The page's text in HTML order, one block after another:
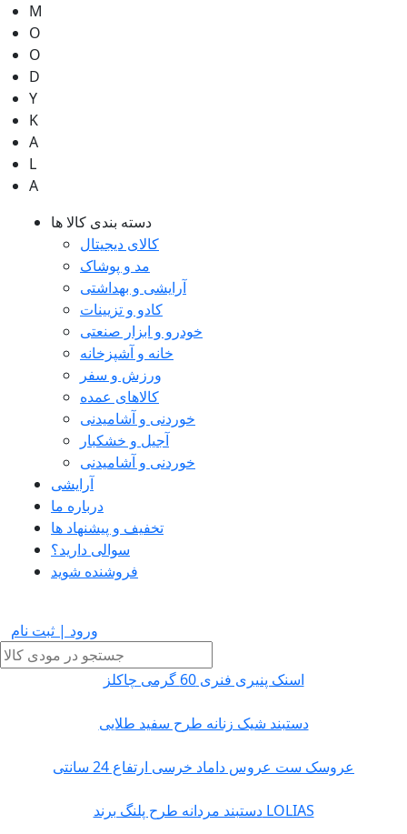
M
O
O
D
Y
K
A
L
A
دسته بندی کالا ها
کالای دیجیتال
مد و پوشاک
آرایشی و بهداشتی
کادو و تزیینات
خودرو و ابزار صنعتی
خانه و آشپزخانه
ورزش و سفر
کالاهای عمده
خوردنی و آشامیدنی
آجیل و خشکبار
خوردنی و آشامیدنی
آرایشی
درباره ما
تخفیف و پیشنهاد ها
سوالی دارید؟
فروشنده شوید
ورود | ثبت نام
اسنک پنیری فنری 60 گرمی چاکلز
دستبند شیک زنانه طرح سفید طلایی
عروسک ست عروس داماد خرسی ارتفاع 24 سانتی
دستبند مردانه طرح پلنگ برند LOLIAS